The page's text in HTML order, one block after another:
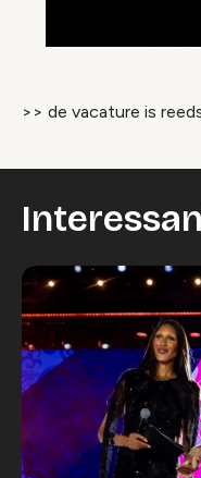
>> de vacature is